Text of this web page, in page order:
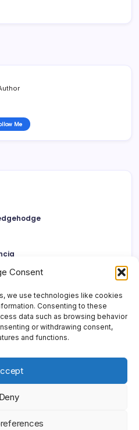
Consent
we use technologies like cookies
Consenting to these
data such as browsing behavior
or withdrawing consent,
and functions.
Deny
Me
It. All rights reserved.